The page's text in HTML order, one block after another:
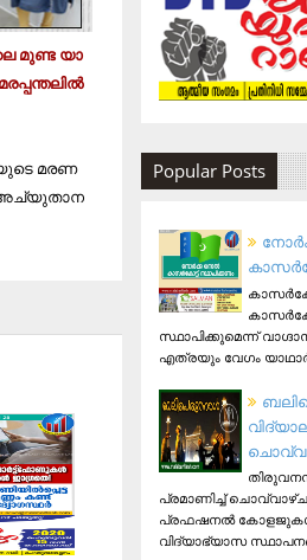
മു​​ണ്ട യാ​​
മ​​ര​​ണ​​
അ​​ച്യു​​താ​​ന​​
Popular Posts
സ്ഥാപിക്കുമെന്ന്
എത്രയും വേഗം
പ്രമാണിച്ച്
പ്രഫഷനല്‍ കോളജുകള്‍
വിദ്യാഭ്യാസ